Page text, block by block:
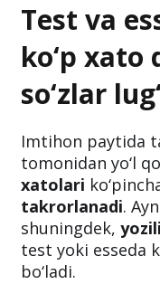
Test va
ko‘p xato
so‘zlar
Imtihon paytida
tomonidan yo‘l
xatolari
takrorlanadi.
shuningdek,
test yoki esseda
bo‘ladi.